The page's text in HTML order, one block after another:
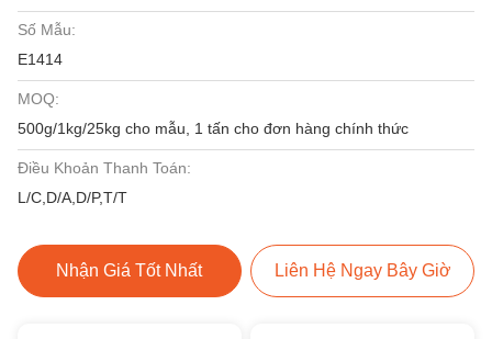
Số Mẫu:
E1414
MOQ:
500g/1kg/25kg cho mẫu, 1 tấn cho đơn hàng chính thức
Điều Khoản Thanh Toán:
L/C,D/A,D/P,T/T
Nhận Giá Tốt Nhất Liên Hệ Ngay Bây Giờ